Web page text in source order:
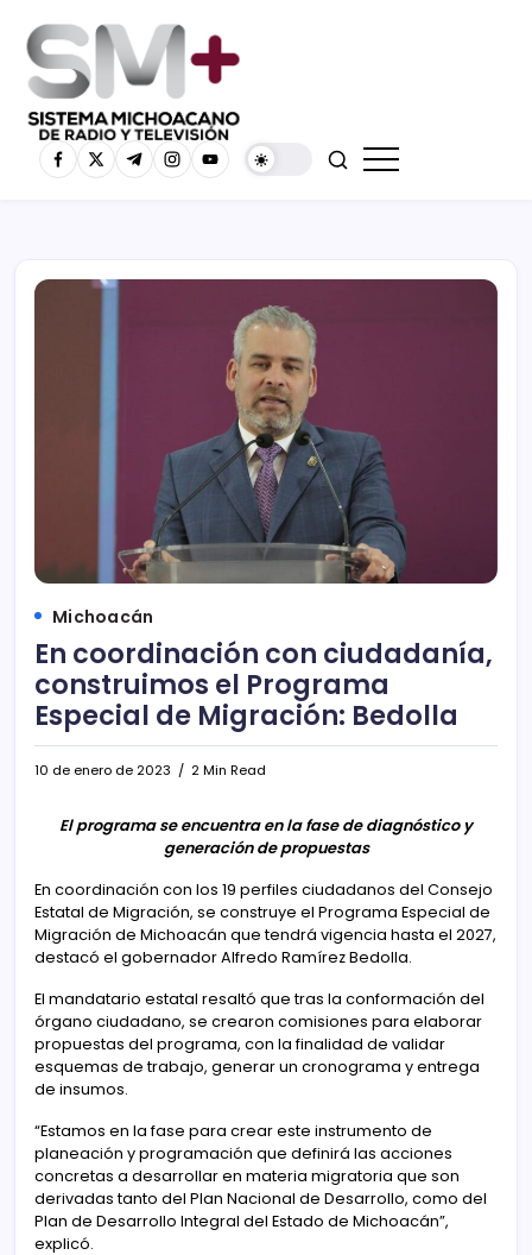
Michoacán
En coordinación con ciudadanía,
construimos el Programa
Especial de Migración: Bedolla
10 de enero de 2023 2 Min Read
El programa se encuentra en la fase de diagnóstico y
generación de propuestas
En coordinación con los 19 perfiles ciudadanos del Consejo
Estatal de Migración, se construye el Programa Especial de
Migración de Michoacán que tendrá vigencia hasta el 2027,
destacó el gobernador Alfredo Ramírez Bedolla.
El mandatario estatal resaltó que tras la conformación del
órgano ciudadano, se crearon comisiones para elaborar
propuestas del programa, con la finalidad de validar
esquemas de trabajo, generar un cronograma y entrega
de insumos.
“Estamos en la fase para crear este instrumento de
planeación y programación que definirá las acciones
concretas a desarrollar en materia migratoria que son
derivadas tanto del Plan Nacional de Desarrollo, como del
Plan de Desarrollo Integral del Estado de Michoacán”,
explicó.